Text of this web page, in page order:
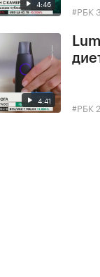
4:46 #РБК
4:41 #РБК